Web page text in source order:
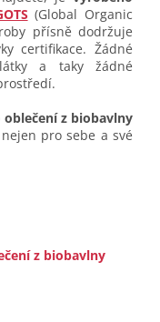
(Global Organic
přísně dodržuje
certifikace. Žádné
a taky žádné
z biobavlny
pro sebe a své
z biobavlny